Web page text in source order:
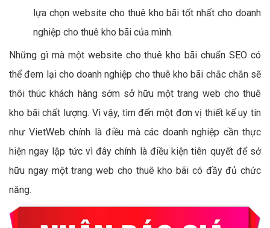
lựa chọn website cho thuê kho bãi tốt nhất cho doanh
nghiệp cho thuê kho bãi của mình.
Những gì mà một website cho thuê kho bãi chuẩn SEO có
thể đem lại cho doanh nghiệp cho thuê kho bãi chắc chắn sẽ
thôi thúc khách hàng sớm sở hữu một trang web cho thuê
kho bãi chất lượng. Vì vậy, tìm đến một đơn vị thiết kế uy tín
như VietWeb chính là điều mà các doanh nghiệp cần thực
hiện ngay lập tức vì đây chính là điều kiện tiên quyết để sở
hữu ngay một trang web cho thuê kho bãi có đầy đủ chức
năng.